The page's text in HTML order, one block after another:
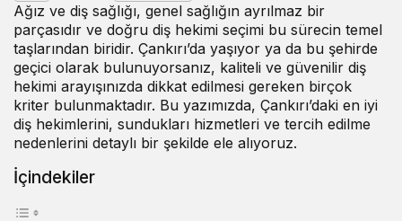
Ağız ve diş sağlığı, genel sağlığın ayrılmaz bir
parçasıdır ve doğru diş hekimi seçimi bu sürecin temel
taşlarından biridir. Çankırı’da yaşıyor ya da bu şehirde
geçici olarak bulunuyorsanız, kaliteli ve güvenilir diş
hekimi arayışınızda dikkat edilmesi gereken birçok
kriter bulunmaktadır. Bu yazımızda, Çankırı’daki en iyi
diş hekimlerini, sundukları hizmetleri ve tercih edilme
nedenlerini detaylı bir şekilde ele alıyoruz.
İçindekiler